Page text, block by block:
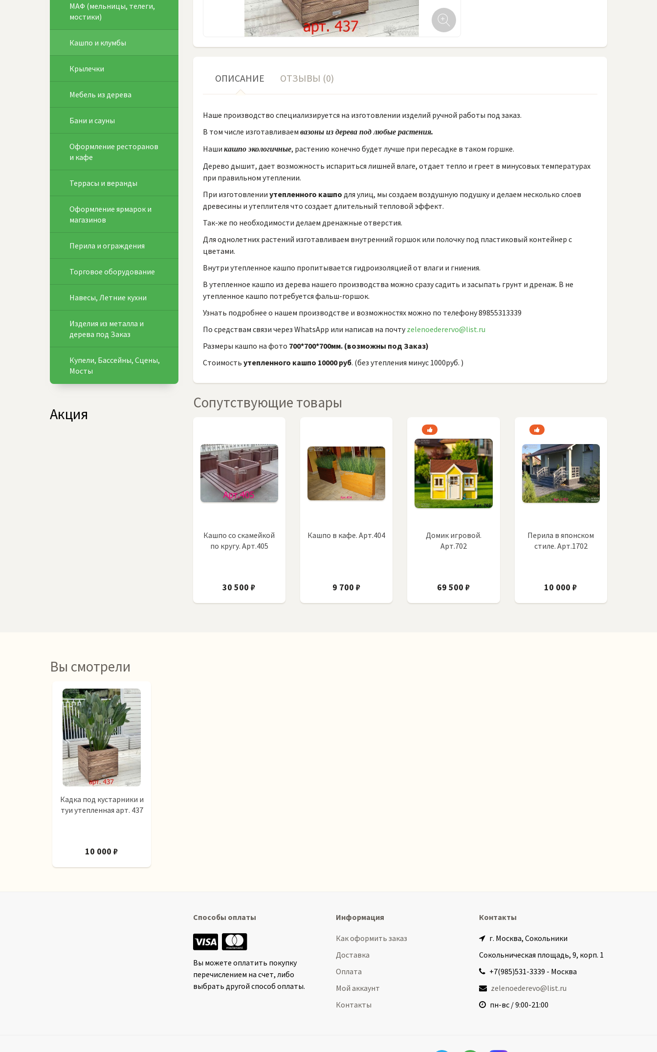
ОПИСАНИЕ ОТЗЫВЫ (0)
Наше производство специализируется на изготовлении изделий ручной работы под заказ.
В том числе изготавливаем вазоны из дерева под любые растения.
Наши кашпо экологичные, растению конечно будет лучше при пересадке в таком горшке.
Дерево дышит, дает возможность испариться лишней влаге, отдает тепло и греет в минусовых температурах
при правильном утеплении.
При изготовлении утепленного кашпо для улиц, мы создаем воздушную подушку и делаем несколько слоев
древесины и утеплителя что создает длительный тепловой эффект.
Так-же по необходимости делаем дренажные отверстия.
Для однолетних растений изготавливаем внутренний горшок или полочку под пластиковый контейнер с
цветами.
Внутри утепленное кашпо пропитывается гидроизоляцией от влаги и гниения.
В утепленное кашпо из дерева нашего производства можно сразу садить и засыпать грунт и дренаж. В не
утепленное кашпо потребуется фальш-горшок.
Узнать подробнее о нашем производстве и возможностях можно по телефону 89855313339
По средствам связи через WhatsApp или написав на почтуzelenoederervo@list.ru
Размеры кашпо на фото 700*700*700мм. (возможны под Заказ)
Стоимость утепленного кашпо 10000 руб. (без утепления минус 1000руб. )
Сопутствующие товары
Кашпо со скамейкой
по кругу. Арт.405
30 500 ₽
Кашпо в кафе. Арт.404
9 700 ₽
Домик игровой.
Арт.702
69 500 ₽
Перила в японском
стиле. Арт.1702
10 000 ₽
МАФ (мельницы, телеги,
мостики)
Кашпо и клумбы
Крылечки
Мебель из дерева
Бани и сауны
Оформление ресторанов
и кафе
Террасы и веранды
Оформление ярмарок и
магазинов
Перила и ограждения
Торговое оборудование
Навесы, Летние кухни
Изделия из металла и
дерева под Заказ
Купели, Бассейны, Сцены,
Мосты
Акция
Вы смотрели
Кадка под кустарники и
туи утепленная арт. 437
10 000 ₽
Способы оплаты
Вы можете оплатить покупку
перечислением на счет, либо
выбрать другой способ оплаты.
Информация
Как оформить заказ
Доставка
Оплата
Мой аккаунт
Контакты
Контакты
г. Москва, Сокольники
Сокольническая площадь, 9, корп. 1
+7(985)531-3339 - Москва
zelenoederevo@list.ru
пн-вс / 9:00-21:00